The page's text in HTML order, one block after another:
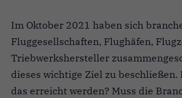
Im Oktober 2021 haben sich
Fluggesellschaften, Flughäfen,
Triebwerkshersteller
dieses wichtige Ziel zu beschließen.
das erreicht werden? Muss die